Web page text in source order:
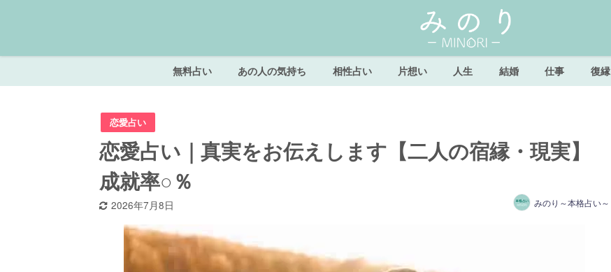
無料占い あの人の気持ち 相性占い 片想い 人生 結婚 仕事 復縁
恋愛占い
恋愛占い｜真実をお伝えします【二人の宿縁・現実】
成就率○％
2026年7月8日 みのり～本格占い～